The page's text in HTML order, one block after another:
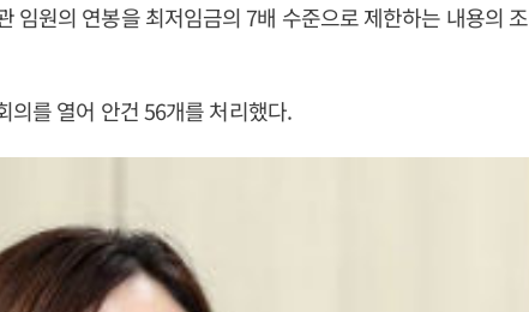
임원의 연봉을 최저임금의 7배 수준으로 제한하는 내용의 조
의를 열어 안건 56개를 처리했다.